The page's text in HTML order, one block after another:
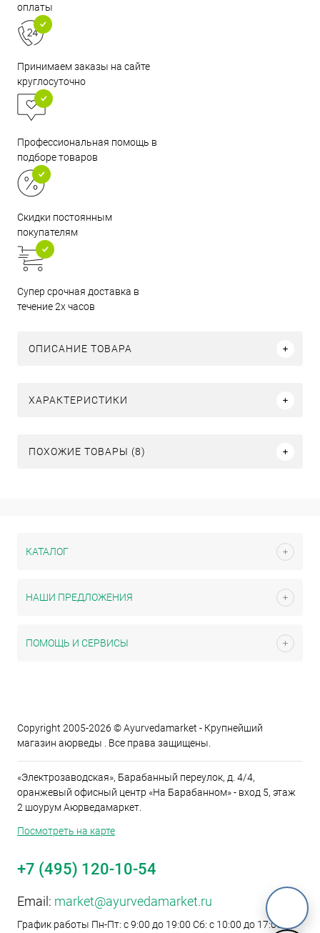
оплаты
Принимаем заказы на сайте
круглосуточно
Профессиональная помощь в
подборе товаров
Скидки постоянным
покупателям
Супер срочная доставка в
течение 2х часов
ОПИСАНИЕ ТОВАРА
ХАРАКТЕРИСТИКИ
ПОХОЖИЕ ТОВАРЫ (8)
КАТАЛОГ
НАШИ ПРЕДЛОЖЕНИЯ
ПОМОЩЬ И СЕРВИСЫ
Copyright 2005-2026 © Ayurvedamarket - Крупнейший
магазин аюрведы . Все права защищены.
«Электрозаводская», Барабанный переулок, д. 4/4,
оранжевый офисный центр «На Барабанном» - вход 5, этаж
2 шоурум Аюрведамаркет.
Посмотреть на карте
+7 (495) 120-10-54
Email: market@ayurvedamarket.ru
График работы Пн-Пт: с 9:00 до 19:00 Сб: с 10:00 до 17:00